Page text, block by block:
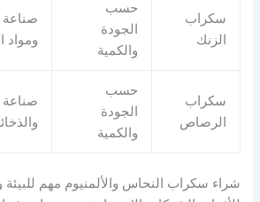
سكراب
الزنك
حسب
الجودة
والكمية
صناعة
ومواد
سكراب
الرصاص
حسب
الجودة
والكمية
صناعة
شراء سكراب النحاس والألمنيوم مهم للبيئة